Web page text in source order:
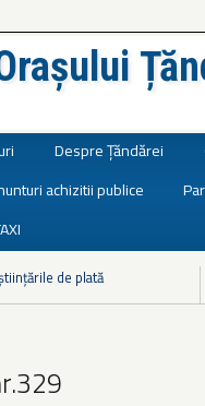
Despre Țăndărei
achizitii publice
de plată